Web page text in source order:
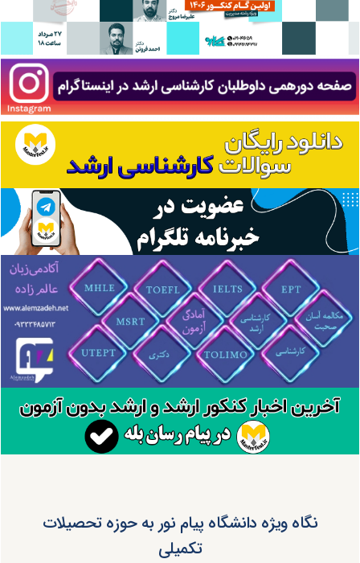
نگاه ویژه دانشگاه پیام نور به حوزه تحصیلات
تکمیلی